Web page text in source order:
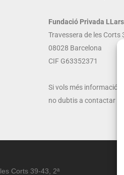
Fundació Privada
Travessera de les Corts
08028 Barcelona
CIF G63352371
Si vols més informació
no dubtis a contactar
Corts 39-43, 2ª